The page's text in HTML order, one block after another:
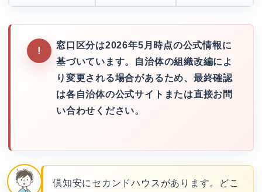
窓口区分は2026年5月時点の公式情報に
基づいています。自治体の組織改編によ
り変更される場合があるため、最終確認
は各自治体の公式サイトまたは直接お問
い合わせください。
倶知安にセカンドハウスがあります。どこ